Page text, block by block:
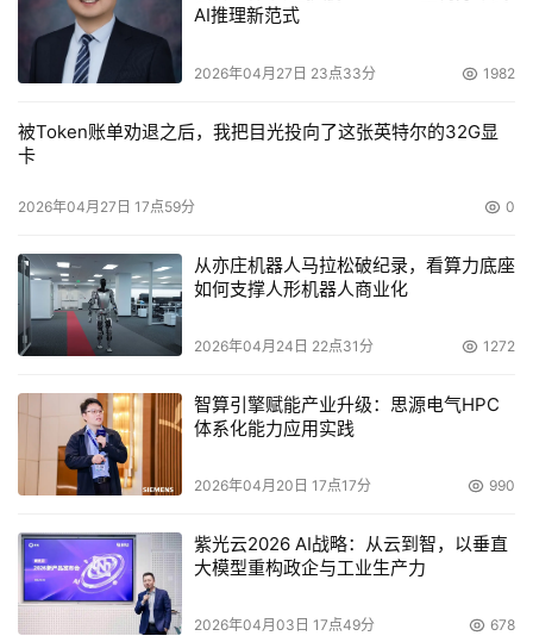
从上面可以看出，X86架构、NP和ASIC各有优缺点。
定满足不了千兆需要。ASIC性能最高，千兆、万兆吞吐速
率均可实现，但灵活性最低，定型后再扩展十分困难。NP
则介于两者之间，性能可满足千兆需要，同时也具有一定的
三种架构综合比较
本文来源于DOIT传媒，文章内容仅供参考，不构成投资建议。
AI推理新范式
2026年04月27日 23点33分 1982
被Token账单劝退之后，我把目光投向了这张英特尔的32G显
卡
2026年04月27日 17点59分 0
从亦庄机器人马拉松破纪录，看算力底座
如何支撑人形机器人商业化
2026年04月24日 22点31分 1272
智算引擎赋能产业升级：思源电气HPC
体系化能力应用实践
2026年04月20日 17点17分 990
紫光云2026 AI战略：从云到智，以垂直
大模型重构政企与工业生产力
2026年04月03日 17点49分 678